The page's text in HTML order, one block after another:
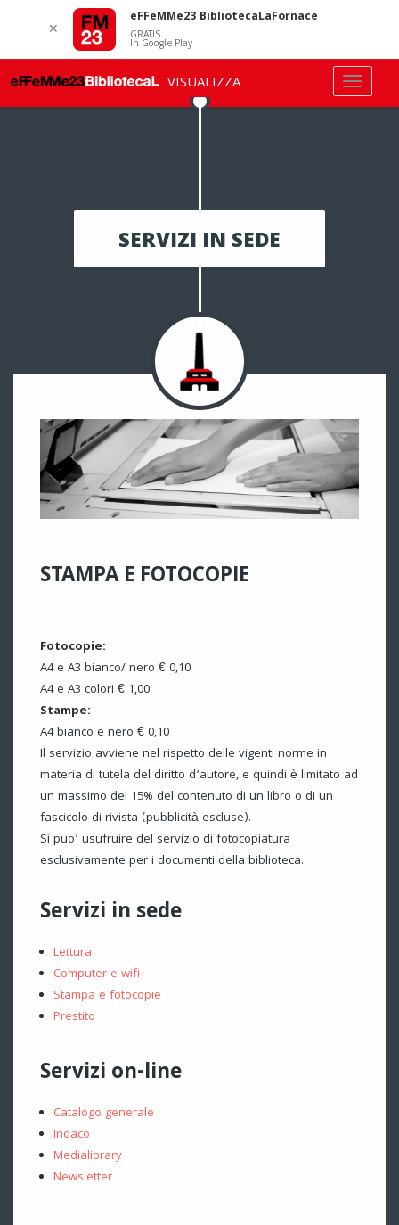
SERVIZI IN SEDE
STAMPA E FOTOCOPIE
Fotocopie:
A4 e A3 bianco/ nero € 0,10
A4 e A3 colori € 1,00
Stampe:
A4 bianco e nero € 0,10
Il servizio avviene nel rispetto delle vigenti norme in
materia di tutela del diritto d’autore, e quindi è limitato ad
un massimo del 15% del contenuto di un libro o di un
fascicolo di rivista (pubblicità escluse).
Si puo’ usufruire del servizio di fotocopiatura
esclusivamente per i documenti della biblioteca.
Servizi in sede
Lettura
Computer e wifi
Stampa e fotocopie
Prestito
Servizi on-line
Catalogo generale
Indaco
Medialibrary
Newsletter
✕
eFFeMMe23 BibliotecaLaFornace
GRATIS
In Google Play
VISUALIZZA